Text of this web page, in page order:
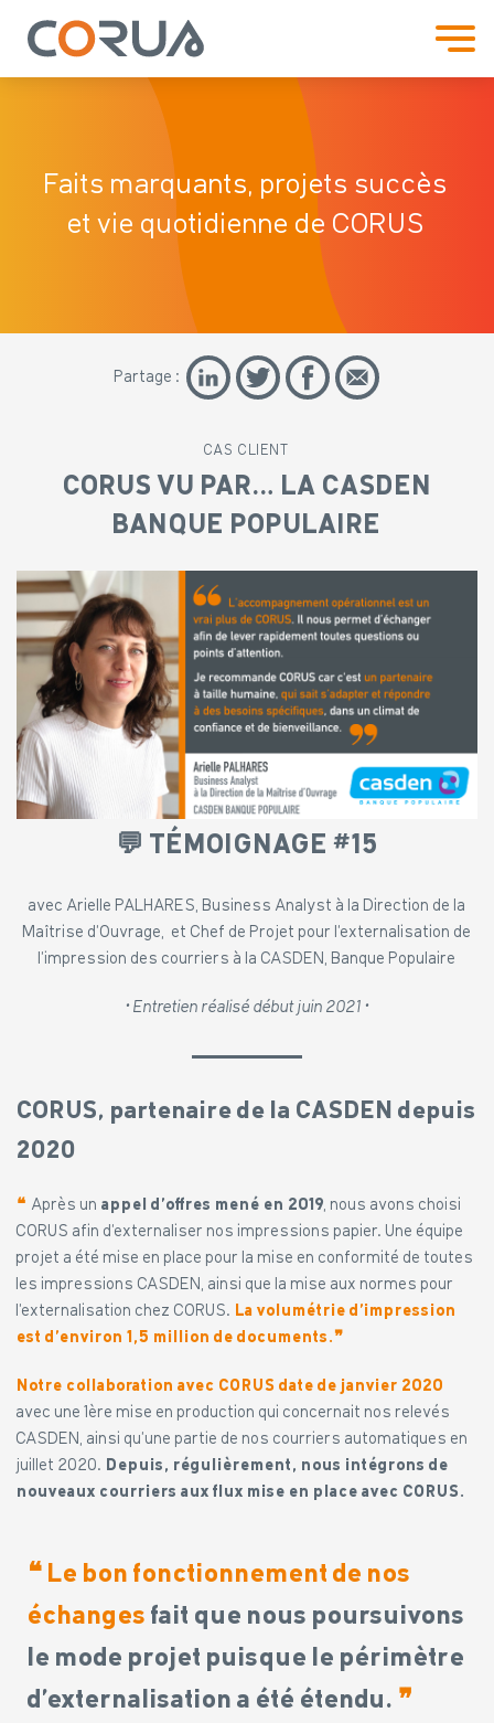
Faits marquants, projets succès
et vie quotidienne de CORUS
Partage :
CAS CLIENT
CORUS VU PAR… LA CASDEN
BANQUE POPULAIRE
💬 TÉMOIGNAGE #15
avec Arielle PALHARES, Business Analyst à la Direction de la
Maîtrise d’Ouvrage, et Chef de Projet pour l’externalisation de
l’impression des courriers à la CASDEN, Banque Populaire
• Entretien réalisé début juin 2021 •
CORUS, partenaire de la CASDEN depuis
2020
❝ Après un appel d’offres mené en 2019, nous avons choisi
CORUS afin d’externaliser nos impressions papier. Une équipe
projet a été mise en place pour la mise en conformité de toutes
les impressions CASDEN, ainsi que la mise aux normes pour
l’externalisation chez CORUS. La volumétrie d’impression
est d’environ 1,5 million de documents . ❞
Notre collaboration avec CORUS date de janvier 2020
avec une 1ère mise en production qui concernait nos relevés
CASDEN, ainsi qu’une partie de nos courriers automatiques en
juillet 2020. Depuis, régulièrement, nous intégrons de
nouveaux courriers aux flux mise en place avec CORUS.
❝ Le bon fonctionnement de nos
échanges fait que nous poursuivons
le mode projet puisque le périmètre
d’externalisation a été étendu. ❞